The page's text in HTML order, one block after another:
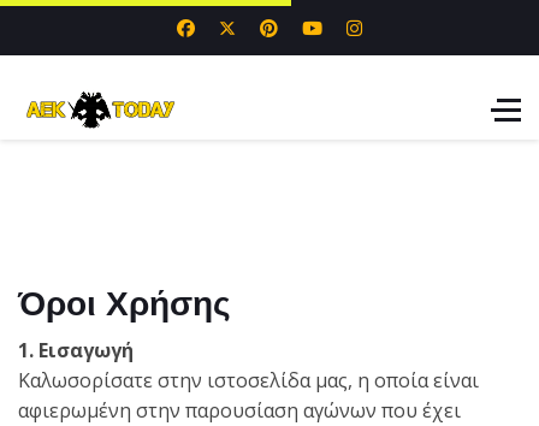
Όροι Χρήσης
1. Εισαγωγή
Καλωσορίσατε στην ιστοσελίδα μας, η οποία είναι
αφιερωμένη στην παρουσίαση αγώνων που έχει